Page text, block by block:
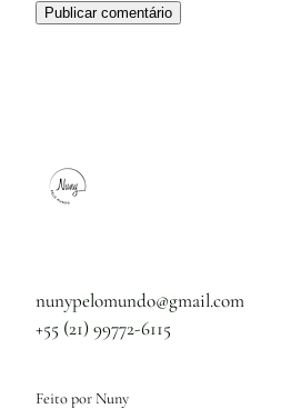
nunypelomundo@gmail.com
+55 (21) 99772-6115
Feito por Nuny